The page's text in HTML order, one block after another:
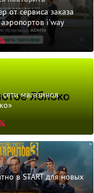
от сервиса заказа
i'way
магазинов
в START для новых